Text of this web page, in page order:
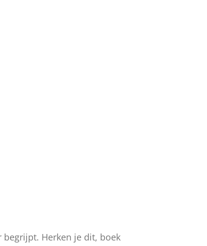
Herken je dit, boek